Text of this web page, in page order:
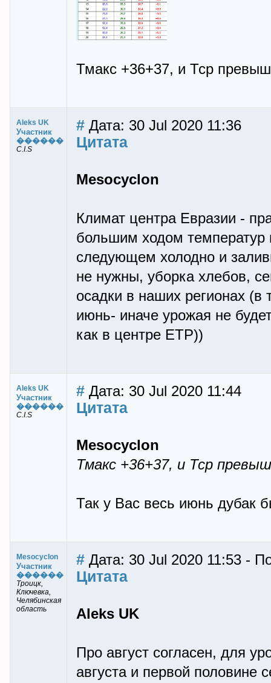
Тмакс +36+37, и Тср
Aleks UK
Участник
������
C.I.S
# Дата: 30 Jul 2020 11:36
Цитата
Mesocyclon
Климат центра Евразии -
большим ходом температур
следующем холодно и
не нужны, уборка хлебов,
осадки в наших регионах (в
июнь- иначе урожая не
как в центре ЕТР))
Aleks UK
Участник
������
C.I.S
# Дата: 30 Jul 2020 11:44
Цитата
Mesocyclon
Тмакс +36+37, и Тср
Так у Вас весь июнь дубак
Mesocyclon
Участник
������
Троицк,
Ключевка,
Челябинская
область
# Дата: 30 Jul 2020 11:53 -
Цитата
Aleks UK
Про август согласен, для
августа и первой половине